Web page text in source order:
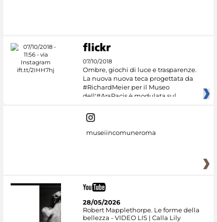
07/10/2018
Ombre, giochi di luce e trasparenze.
La nuova nuova teca progettata da
#RichardMeier per il Museo
dell'#AraPacis è modulata sul
museiincomuneroma
28/05/2026
Robert Mapplethorpe. Le forme della
bellezza - VIDEO LIS | Calla Lily